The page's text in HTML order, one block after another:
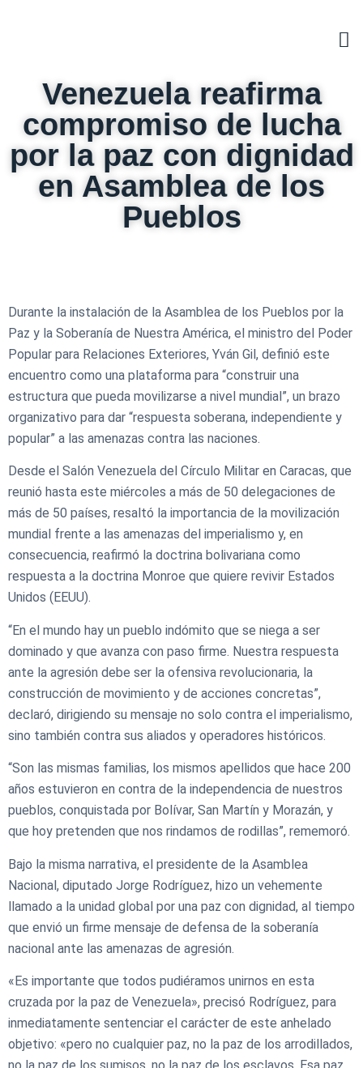
Venezuela reafirma
compromiso de lucha
por la paz con dignidad
en Asamblea de los
Pueblos
Durante la instalación de la Asamblea de los Pueblos por la
Paz y la Soberanía de Nuestra América, el ministro del Poder
Popular para Relaciones Exteriores, Yván Gil, definió este
encuentro como una plataforma para “construir una
estructura que pueda movilizarse a nivel mundial”, un brazo
organizativo para dar “respuesta soberana, independiente y
popular” a las amenazas contra las naciones.
Desde el Salón Venezuela del Círculo Militar en Caracas, que
reunió hasta este miércoles a más de 50 delegaciones de
más de 50 países, resaltó la importancia de la movilización
mundial frente a las amenazas del imperialismo y, en
consecuencia, reafirmó la doctrina bolivariana como
respuesta a la doctrina Monroe que quiere revivir Estados
Unidos (EEUU).
“En el mundo hay un pueblo indómito que se niega a ser
dominado y que avanza con paso firme. Nuestra respuesta
ante la agresión debe ser la ofensiva revolucionaria, la
construcción de movimiento y de acciones concretas”,
declaró, dirigiendo su mensaje no solo contra el imperialismo,
sino también contra sus aliados y operadores históricos.
“Son las mismas familias, los mismos apellidos que hace 200
años estuvieron en contra de la independencia de nuestros
pueblos, conquistada por Bolívar, San Martín y Morazán, y
que hoy pretenden que nos rindamos de rodillas”, rememoró.
Bajo la misma narrativa, el presidente de la Asamblea
Nacional, diputado Jorge Rodríguez, hizo un vehemente
llamado a la unidad global por una paz con dignidad, al tiempo
que envió un firme mensaje de defensa de la soberanía
nacional ante las amenazas de agresión.
«Es importante que todos pudiéramos unirnos en esta
cruzada por la paz de Venezuela», precisó Rodríguez, para
inmediatamente sentenciar el carácter de este anhelado
objetivo: «pero no cualquier paz, no la paz de los arrodillados,